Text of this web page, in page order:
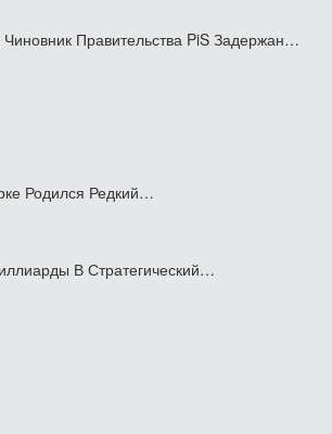
Правительства PiS Задержан…
Родился Редкий…
В Стратегический…